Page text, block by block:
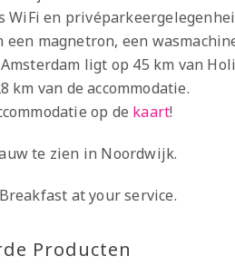
WiFi en
een magnetron, een
ligt op 45 km van
km van de accommodatie.
op de kaart!
te zien in Noordwijk.
at your service.
Producten